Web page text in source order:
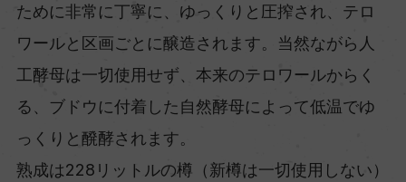
ために非常に丁寧に、ゆっくりと圧搾され、テロ
ワールと区画ごとに醸造されます。当然ながら人
工酵母は一切使用せず、本来のテロワールからく
る、ブドウに付着した自然酵母によって低温でゆ
っくりと醗酵されます。
熟成は228リットルの樽（新樽は一切使用しない）